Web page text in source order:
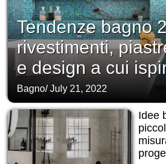
Tendenze bagno
rivestimenti,
e design a cui
Bagno/ July 21, 2022
Idee